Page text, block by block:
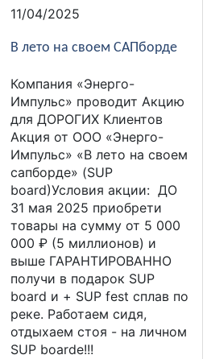
11/04/2025
В лето на своем САПборде
Компания «Энерго-
Импульс» проводит Акцию
для ДОРОГИХ Клиентов
Акция от ООО «Энерго-
Импульс» «В лето на своем
сапборде» (SUP
board)Условия акции: ДО
31 мая 2025 приобрети
товары на сумму от 5 000
000 ₽ (5 миллионов) и
выше ГАРАНТИРОВАННО
получи в подарок SUP
board и + SUP fest сплав по
реке. Работаем сидя,
отдыхаем стоя - на личном
SUP boardе!!!